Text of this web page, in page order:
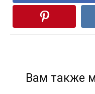
Вам также